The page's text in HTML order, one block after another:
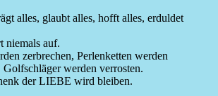
alles, glaubt alles, hofft alles, erduldet
niemals auf.
zerbrechen, Perlenketten werden
Golfschläger werden verrosten.
der LIEBE wird bleiben.